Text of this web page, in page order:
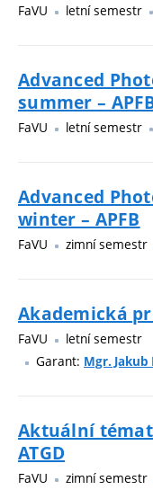
FaVU letní semestr
Advanced
summer –
FaVU letní semestr
Advanced
winter – APFB
FaVU zimní semestr
Akademická
FaVU
letní semestr
Garant: Mgr. Jakub
Aktuální
ATGD
FaVU zimní semestr